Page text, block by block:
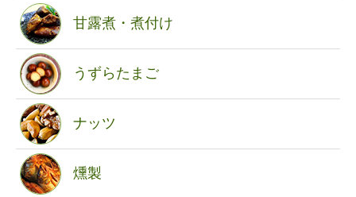
甘露煮・煮付け
うずらたまご
ナッツ
燻製